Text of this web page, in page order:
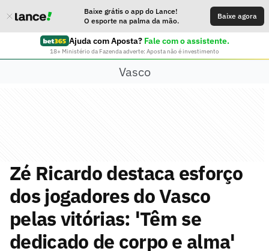
Baixe grátis o app do Lance!
O esporte na palma da mão.
Baixe agora
Ajuda com Aposta? Fale com o assistente.
18+ Ministério da Fazenda adverte: Aposta não é investimento
Vasco
Zé Ricardo destaca esforço
dos jogadores do Vasco
pelas vitórias: 'Têm se
dedicado de corpo e alma'